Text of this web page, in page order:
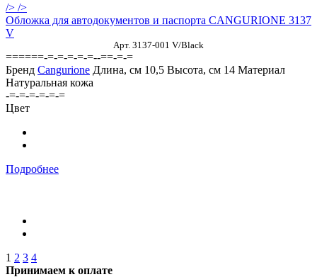
/> />
Обложка для автодокументов и паспорта CANGURIONE 3137
V
Арт. 3137-001 V/Black
======-=-=-=-=-=--==-=-=
Бренд Cangurione Длина, см 10,5 Высота, см 14 Материал
Натуральная кожа
-=-=-=-=-=-=
Цвет
Подробнее
1 2 3 4
Принимаем к оплате